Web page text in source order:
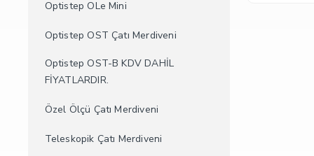
Optistep OLe Mini
Optistep OST Çatı Merdiveni
Optistep OST-B KDV DAHİL
FİYATLARDIR.
Özel Ölçü Çatı Merdiveni
Teleskopik Çatı Merdiveni